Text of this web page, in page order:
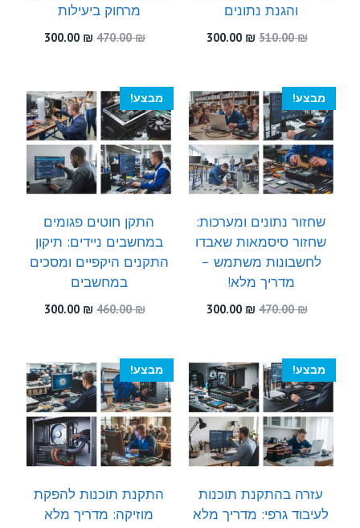
והגנת נתונים
510.00₪
המחיר
300.00 ₪
300.00 ₪.
מרחוק ביעילות
470.00₪
המחיר
300.00 ₪
המחיר
מבצע!
שחזור נתונים ומערכות:
שחזור סיסמאות שאבדו
לחשבונות משתמש –
מדריך מלא!
470.00₪
המחיר
470.00 ₪.
300.00 ₪
300.00 ₪.
מבצע!
התקן חוטים פגומים
במחשבים ניידים: תיקון
התקנים היקפיים ומסכים
במחשבים
460.00₪
המחיר
460.00 ₪.
300.00 ₪
המחיר
300.00 ₪.
מבצע!
עזרה בהתקנת תוכנות
לעיבוד גרפי: מדריך מלא
מבצע!
התקנת תוכנות להפקת
מוזיקה: מדריך מלא